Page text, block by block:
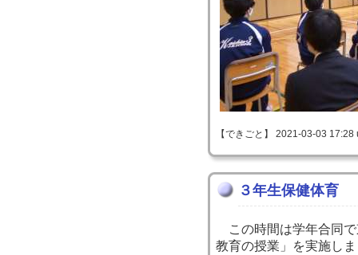
【できごと】 2021-03-03
３年生保健体育
この時間は学年合同で
教育の授業」を実施し